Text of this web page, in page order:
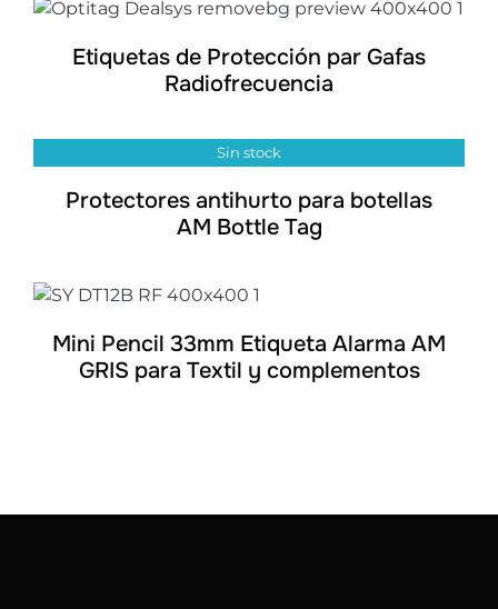
DETALLES
Etiquetas de Protección par Gafas
Radiofrecuencia
Sin stock
DETALLES
Protectores antihurto para botellas
AM Bottle Tag
DETALLES
Mini Pencil 33mm Etiqueta Alarma AM
GRIS para Textil y complementos